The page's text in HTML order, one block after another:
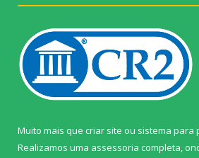
Muito mais que criar site ou sistema para
Realizamos uma assessoria completa,